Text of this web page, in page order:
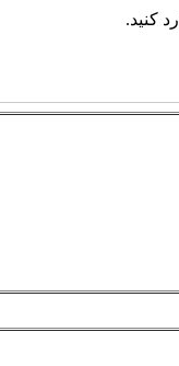
کنید.